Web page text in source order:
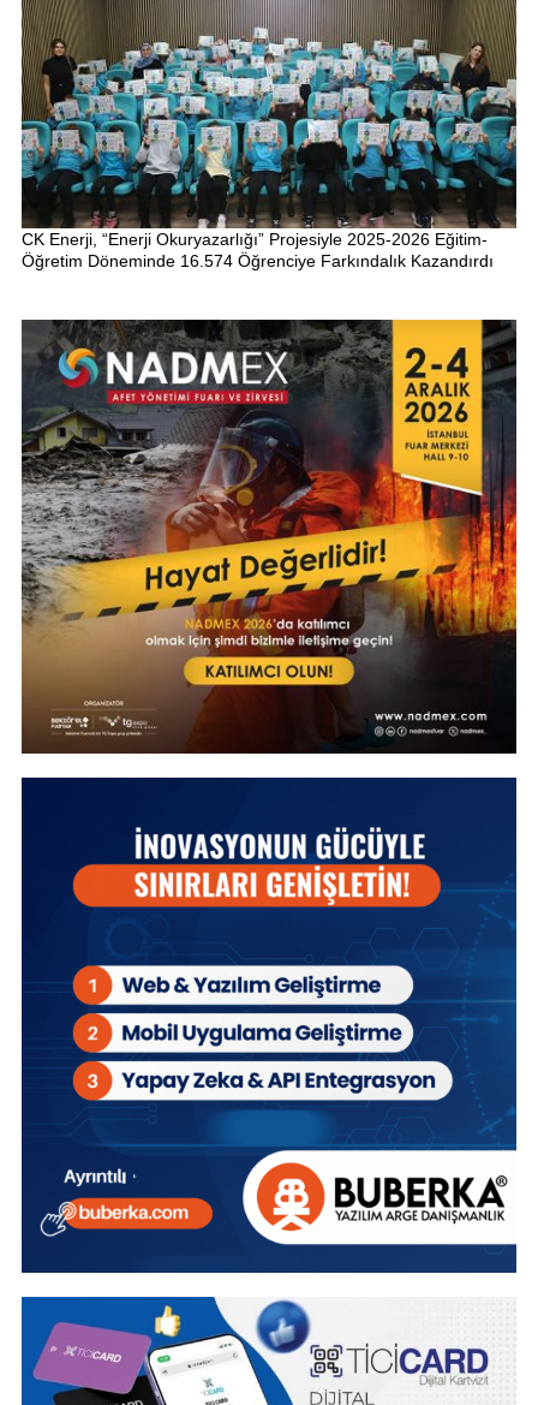
CK Enerji, “Enerji Okuryazarlığı” Projesiyle 2025-2026 Eğitim-
Öğretim Döneminde 16.574 Öğrenciye Farkındalık Kazandırdı